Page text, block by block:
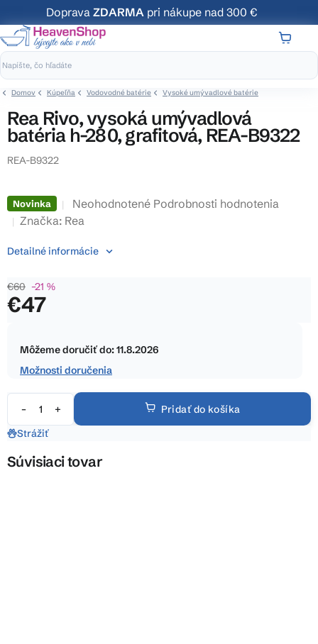
na
obsah
Doprava ZDARMA pri nákupe nad 300 €
Domov Kúpeľňa Vodovodné batérie Vysoké umývadlové batérie
Rea Rivo, vysoká umývadlová
batéria h-280, grafitová, REA-B9322
REA-B9322
Novinka
Priemerné
hodnotenie
je
Neohodnotené Podrobnosti hodnotenia
Značka: Rea
€60 –21 %
€47
cena:
Môžeme doručiť do:11.8.2026
Možnosti doručenia
Pridať do košíka
Detailné informácie
Strážiť
Súvisiaci tovar